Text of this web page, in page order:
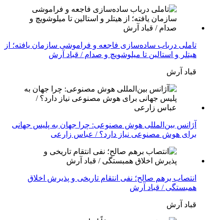
تاملی درباب سادەسازی فاجعە و فراموشی سازمان یافتە؛ از
هیتلر و استالین تا میلوشویچ و صدام / قباد آرش
قباد آرش
آژانس بین‌المللی هوش مصنوعی: چرا جهان به پلیس جهانی
برای هوش مصنوعی نیاز دارد؟ / عباس زارعی
انتصاب برهم صالح؛ نفی انتقام تاریخی و پذیرش اخلاق
همبستگی / قباد آرش
قباد آرش